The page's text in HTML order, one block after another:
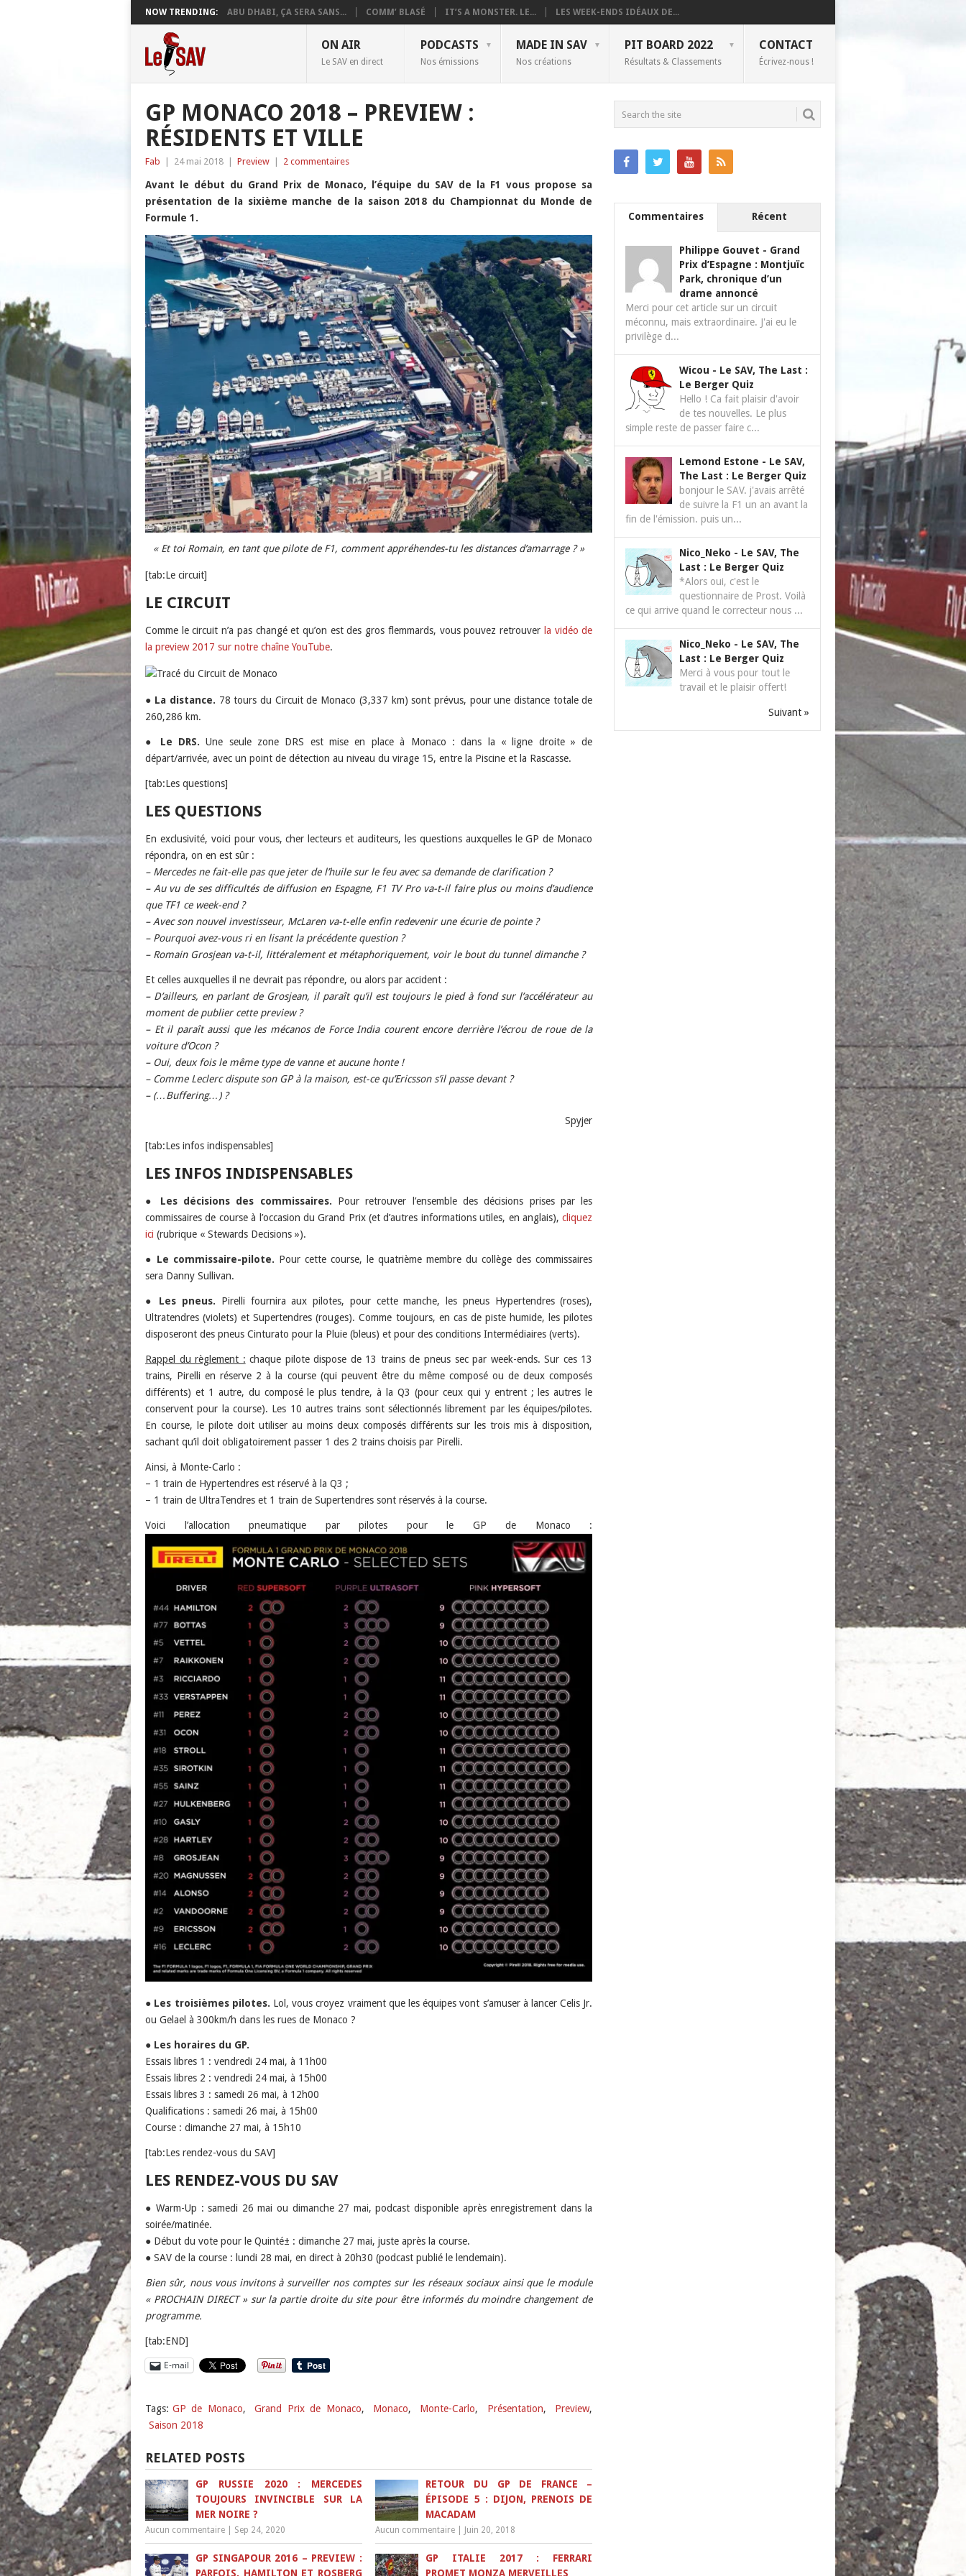
NOW TRENDING: ABU DHABI, ÇA SERA SANS... COMM’ BLASÉ IT’S A MONSTER. LE... LES WEEK-ENDS IDÉAUX DE...
ON AIR
Le SAV en direct
PODCASTS
Nos émissions
MADE IN SAV
Nos créations
PIT BOARD 2022
Résultats & Classements
CONTACT
Écrivez-nous !
GP MONACO 2018 – PREVIEW :
RÉSIDENTS ET VILLE
Fab 24 mai 2018 Preview 2 commentaires
Avant le début du Grand Prix de Monaco, l’équipe du SAV de la F1 vous propose sa
présentation de la sixième manche de la saison 2018 du Championnat du Monde de
Formule 1.
« Et toi Romain, en tant que pilote de F1, comment appréhendes-tu les distances d’amarrage ? »
[tab:Le circuit]
LE CIRCUIT
Comme le circuit n’a pas changé et qu’on est des gros flemmards, vous pouvez retrouver la vidéo de
la preview 2017 sur notre chaîne YouTube.
● La distance. 78 tours du Circuit de Monaco (3,337 km) sont prévus, pour une distance totale de
260,286 km.
● Le DRS. Une seule zone DRS est mise en place à Monaco : dans la « ligne droite » de
départ/arrivée, avec un point de détection au niveau du virage 15, entre la Piscine et la Rascasse.
[tab:Les questions]
LES QUESTIONS
En exclusivité, voici pour vous, cher lecteurs et auditeurs, les questions auxquelles le GP de Monaco
répondra, on en est sûr :
– Mercedes ne fait-elle pas que jeter de l’huile sur le feu avec sa demande de clarification ?
– Au vu de ses difficultés de diffusion en Espagne, F1 TV Pro va-t-il faire plus ou moins d’audience
que TF1 ce week-end ?
– Avec son nouvel investisseur, McLaren va-t-elle enfin redevenir une écurie de pointe ?
– Pourquoi avez-vous ri en lisant la précédente question ?
– Romain Grosjean va-t-il, littéralement et métaphoriquement, voir le bout du tunnel dimanche ?
Et celles auxquelles il ne devrait pas répondre, ou alors par accident :
– D’ailleurs, en parlant de Grosjean, il paraît qu’il est toujours le pied à fond sur l’accélérateur au
moment de publier cette preview ?
– Et il paraît aussi que les mécanos de Force India courent encore derrière l’écrou de roue de la
voiture d’Ocon ?
– Oui, deux fois le même type de vanne et aucune honte !
– Comme Leclerc dispute son GP à la maison, est-ce qu’Ericsson s’il passe devant ?
– (…Buffering…) ?
Spyjer
[tab:Les infos indispensables]
LES INFOS INDISPENSABLES
● Les décisions des commissaires. Pour retrouver l’ensemble des décisions prises par les
commissaires de course à l’occasion du Grand Prix (et d’autres informations utiles, en anglais),cliquez
ici (rubrique « Stewards Decisions »).
● Le commissaire-pilote. Pour cette course, le quatrième membre du collège des commissaires
sera Danny Sullivan.
● Les pneus. Pirelli fournira aux pilotes, pour cette manche, les pneus Hypertendres (roses),
Ultratendres (violets) et Supertendres (rouges). Comme toujours, en cas de piste humide, les pilotes
disposeront des pneus Cinturato pour la Pluie (bleus) et pour des conditions Intermédiaires (verts).
Rappel du règlement : chaque pilote dispose de 13 trains de pneus sec par week-ends. Sur ces 13
trains, Pirelli en réserve 2 à la course (qui peuvent être du même composé ou de deux composés
différents) et 1 autre, du composé le plus tendre, à la Q3 (pour ceux qui y entrent ; les autres le
conservent pour la course). Les 10 autres trains sont sélectionnés librement par les équipes/pilotes.
En course, le pilote doit utiliser au moins deux composés différents sur les trois mis à disposition,
sachant qu’il doit obligatoirement passer 1 des 2 trains choisis par Pirelli.
Ainsi, à Monte-Carlo :
– 1 train de Hypertendres est réservé à la Q3 ;
– 1 train de UltraTendres et 1 train de Supertendres sont réservés à la course.
Voici l’allocation pneumatique par pilotes pour le GP de Monaco :
● Les troisièmes pilotes. Lol, vous croyez vraiment que les équipes vont s’amuser à lancer Celis Jr.
ou Gelael à 300km/h dans les rues de Monaco ?
● Les horaires du GP.
Essais libres 1 : vendredi 24 mai, à 11h00
Essais libres 2 : vendredi 24 mai, à 15h00
Essais libres 3 : samedi 26 mai, à 12h00
Qualifications : samedi 26 mai, à 15h00
Course : dimanche 27 mai, à 15h10
[tab:Les rendez-vous du SAV]
LES RENDEZ-VOUS DU SAV
● Warm-Up : samedi 26 mai ou dimanche 27 mai, podcast disponible après enregistrement dans la
soirée/matinée.
● Début du vote pour le Quinté± : dimanche 27 mai, juste après la course.
● SAV de la course : lundi 28 mai, en direct à 20h30 (podcast publié le lendemain).
Bien sûr, nous vous invitons à surveiller nos comptes sur les réseaux sociaux ainsi que le module
« PROCHAIN DIRECT » sur la partie droite du site pour être informés du moindre changement de
programme.
[tab:END]
E-mail
Tags: GP de Monaco, Grand Prix de Monaco, Monaco, Monte-Carlo, Présentation, Preview,
Saison 2018
RELATED POSTS
GP RUSSIE 2020 : MERCEDES
TOUJOURS INVINCIBLE SUR LA
MER NOIRE ?
Aucun commentaire Sep 24, 2020
RETOUR DU GP DE FRANCE –
ÉPISODE 5 : DIJON, PRENOIS DE
MACADAM
Aucun commentaire Juin 20, 2018
GP SINGAPOUR 2016 – PREVIEW :
PARFOIS, HAMILTON ET ROSBERG
GP ITALIE 2017 : FERRARI
PROMET MONZA MERVEILLES
Commentaires Récent
Philippe Gouvet - Grand
Prix d’Espagne : Montjuïc
Park, chronique d’un
drame annoncé
Merci pour cet article sur un circuit
méconnu, mais extraordinaire. J'ai eu le
privilège d...
Wicou - Le SAV, The Last :
Le Berger Quiz
Hello ! Ca fait plaisir d'avoir
de tes nouvelles. Le plus
simple reste de passer faire c...
Lemond Estone - Le SAV,
The Last : Le Berger Quiz
bonjour le SAV. j'avais arrêté
de suivre la F1 un an avant la
fin de l'émission. puis un...
Nico_Neko - Le SAV, The
Last : Le Berger Quiz
*Alors oui, c'est le
questionnaire de Prost. Voilà
ce qui arrive quand le correcteur nous ...
Nico_Neko - Le SAV, The
Last : Le Berger Quiz
Merci à vous pour tout le
travail et le plaisir offert!
Suivant »